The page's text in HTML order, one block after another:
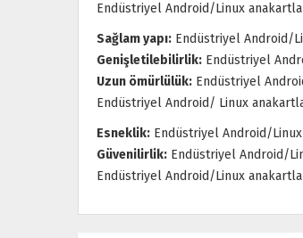
Endüstriyel Android/Linux
Sağlam yapı: Endüstriyel Android/
Genişletilebilirlik: Endüstriyel
Uzun ömürlülük: Endüstriyel
Endüstriyel Android/ Linux
Esneklik: Endüstriyel Android/
Güvenilirlik: Endüstriyel Android/
Endüstriyel Android/Linux